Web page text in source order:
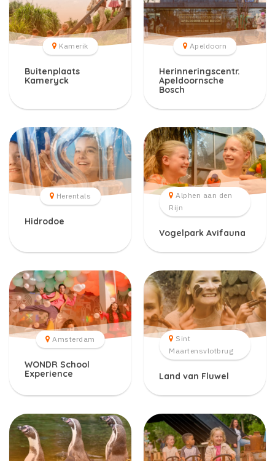
Kamerik
Buitenplaats
Kameryck
Apeldoorn
Herinneringscentr.
Apeldoornsche
Bosch
Herentals
Hidrodoe
Alphen aan den
Rijn
Vogelpark Avifauna
Amsterdam
WONDR School
Experience
Sint
Maartensvlotbrug
Land van Fluwel